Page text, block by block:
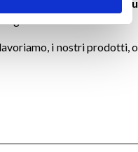
custom e su
i nostri prodotti, o